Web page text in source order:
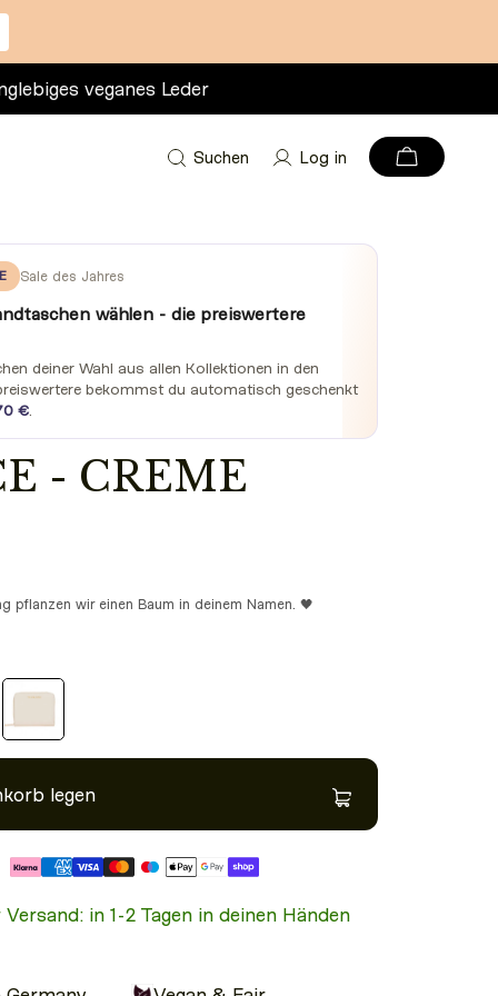
veganes Leder
Suchen Log in
Sale des Jahres
wählen - die preiswertere
deiner Wahl aus allen Kollektionen in den
bekommst du automatisch geschenkt
€
- CREME
pflanzen wir einen Baum in deinem Namen. 🖤
legen
in 1-2 Tagen in deinen Händen